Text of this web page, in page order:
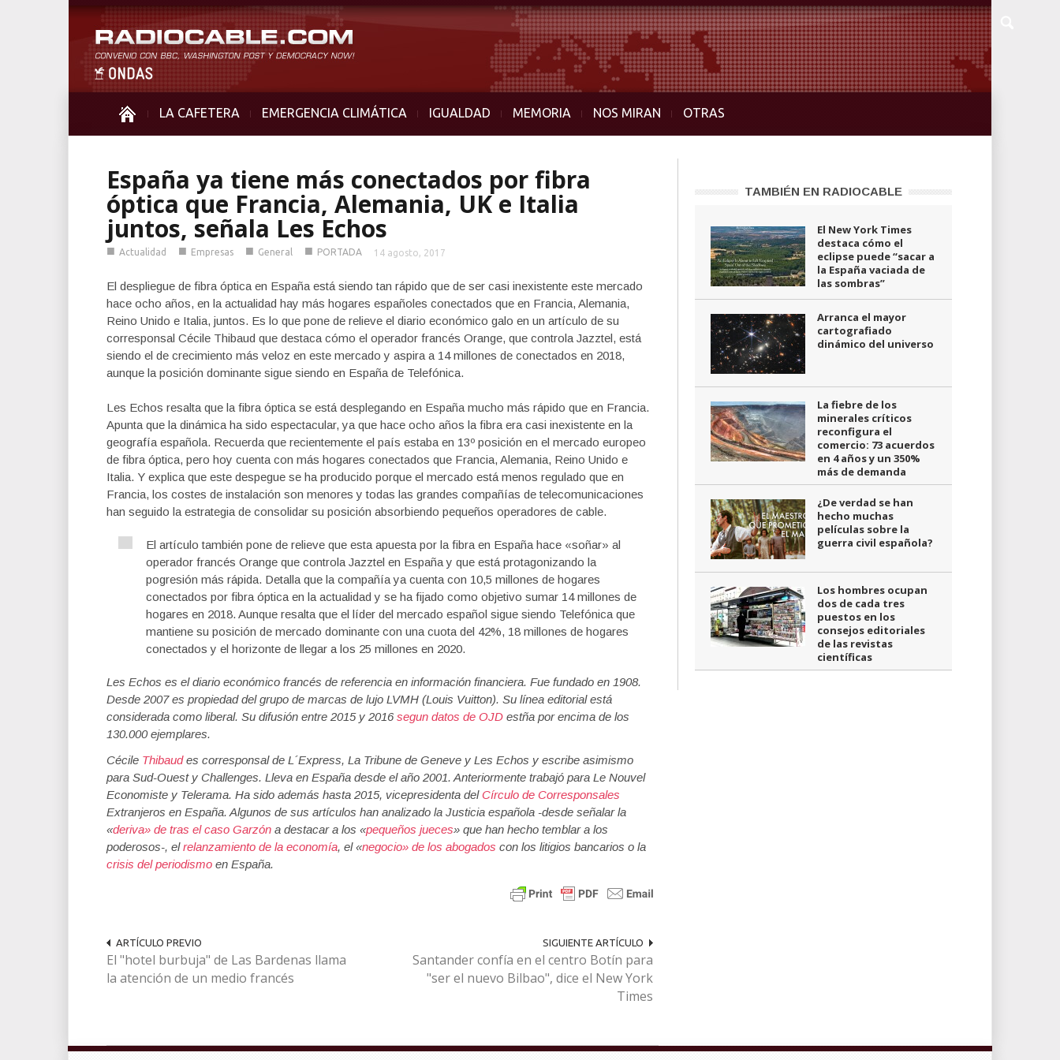
LA CAFETERA EMERGENCIA CLIMÁTICA IGUALDAD MEMORIA NOS MIRAN OTRAS
España ya tiene más conectados por fibra
óptica que Francia, Alemania, UK e Italia
juntos, señala Les Echos
■ Actualidad ■ Empresas ■ General ■ PORTADA 14 agosto, 2017
El despliegue de fibra óptica en España está siendo tan rápido que de ser casi inexistente este mercado
hace ocho años, en la actualidad hay más hogares españoles conectados que en Francia, Alemania,
Reino Unido e Italia, juntos. Es lo que pone de relieve el diario económico galo en un artículo de su
corresponsal Cécile Thibaud que destaca cómo el operador francés Orange, que controla Jazztel, está
siendo el de crecimiento más veloz en este mercado y aspira a 14 millones de conectados en 2018,
aunque la posición dominante sigue siendo en España de Telefónica.
Les Echos resalta que la fibra óptica se está desplegando en España mucho más rápido que en Francia.
Apunta que la dinámica ha sido espectacular, ya que hace ocho años la fibra era casi inexistente en la
geografía española. Recuerda que recientemente el país estaba en 13º posición en el mercado europeo
de fibra óptica, pero hoy cuenta con más hogares conectados que Francia, Alemania, Reino Unido e
Italia. Y explica que este despegue se ha producido porque el mercado está menos regulado que en
Francia, los costes de instalación son menores y todas las grandes compañías de telecomunicaciones
han seguido la estrategia de consolidar su posición absorbiendo pequeños operadores de cable.
El artículo también pone de relieve que esta apuesta por la fibra en España hace «soñar» al
operador francés Orange que controla Jazztel en España y que está protagonizando la
pogresión más rápida. Detalla que la compañía ya cuenta con 10,5 millones de hogares
conectados por fibra óptica en la actualidad y se ha fijado como objetivo sumar 14 millones de
hogares en 2018. Aunque resalta que el líder del mercado español sigue siendo Telefónica que
mantiene su posición de mercado dominante con una cuota del 42%, 18 millones de hogares
conectados y el horizonte de llegar a los 25 millones en 2020.
Les Echos es el diario económico francés de referencia en información financiera. Fue fundado en 1908.
Desde 2007 es propiedad del grupo de marcas de lujo LVMH (Louis Vuitton). Su línea editorial está
considerada como liberal. Su difusión entre 2015 y 2016 segun datos de OJD estña por encima de los
130.000 ejemplares.
Cécile Thibaudes corresponsal de L´Express, La Tribune de Geneve y Les Echos y escribe asimismo
para Sud-Ouest y Challenges. Lleva en España desde el año 2001. Anteriormente trabajó para Le Nouvel
Economiste y Telerama. Ha sido además hasta 2015, vicepresidenta del Círculo de Corresponsales
Extranjeros en España. Algunos de sus artículos han analizado la Justicia española -desde señalar la
«deriva» de tras el caso Garzón a destacar a los «pequeños jueces» que han hecho temblar a los
poderosos-, elrelanzamiento de la economía, el «negocio» de los abogados con los litigios bancarios o la
crisis del periodismo en España.
ARTÍCULO PREVIO
El "hotel burbuja" de Las Bardenas llama
la atención de un medio francés
SIGUIENTE ARTÍCULO
Santander confía en el centro Botín para
"ser el nuevo Bilbao", dice el New York
Times
TAMBIÉN EN RADIOCABLE
El New York Times
destaca cómo el
eclipse puede “sacar a
la España vaciada de
las sombras”
Arranca el mayor
cartografiado
dinámico del universo
La fiebre de los
minerales críticos
reconfigura el
comercio: 73 acuerdos
en 4 años y un 350%
más de demanda
¿De verdad se han
hecho muchas
películas sobre la
guerra civil española?
Los hombres ocupan
dos de cada tres
puestos en los
consejos editoriales
de las revistas
científicas